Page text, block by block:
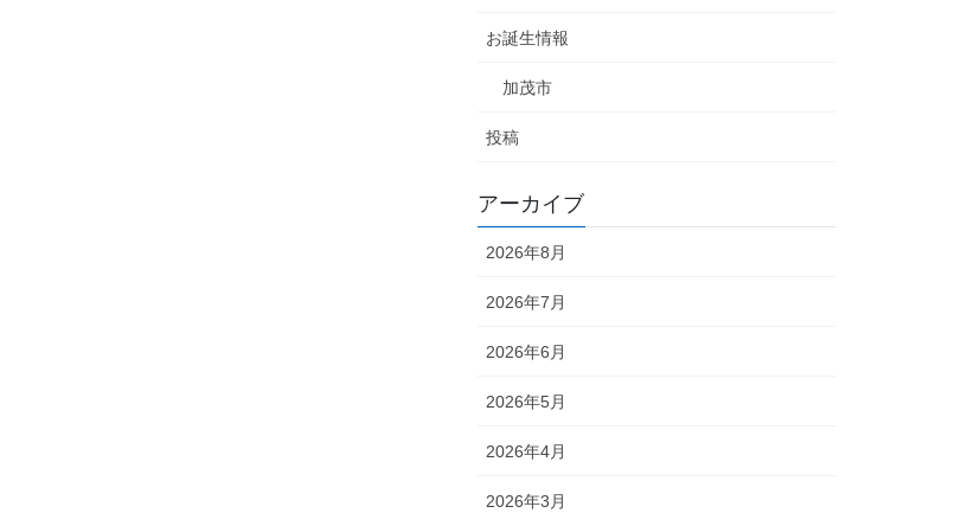
お誕生情報
加茂市
投稿
アーカイブ
2026年8月
2026年7月
2026年6月
2026年5月
2026年4月
2026年3月